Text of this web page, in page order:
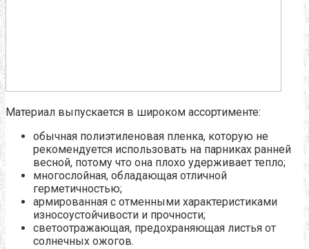
Материал выпускается в широком ассортименте:
обычная полиэтиленовая пленка, которую не
рекомендуется использовать на парниках ранней
весной, потому что она плохо удерживает тепло;
многослойная, обладающая отличной
герметичностью;
армированная с отменными характеристиками
износоустойчивости и прочности;
светоотражающая, предохраняющая листья от
солнечных ожогов.